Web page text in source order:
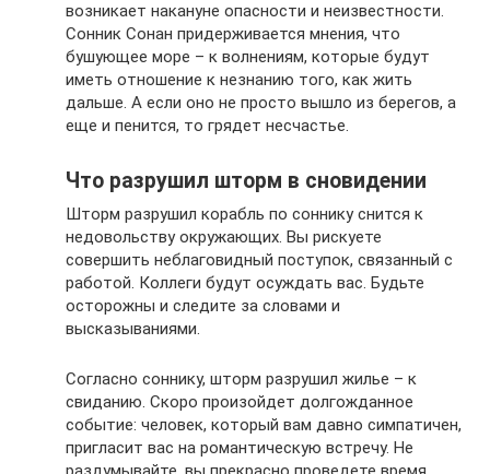
возникает накануне опасности и неизвестности.
Сонник Сонан придерживается мнения, что
бушующее море – к волнениям, которые будут
иметь отношение к незнанию того, как жить
дальше. А если оно не просто вышло из берегов, а
еще и пенится, то грядет несчастье.
Что разрушил шторм в сновидении
Шторм разрушил корабль по соннику снится к
недовольству окружающих. Вы рискуете
совершить неблаговидный поступок, связанный с
работой. Коллеги будут осуждать вас. Будьте
осторожны и следите за словами и
высказываниями.
Согласно соннику, шторм разрушил жилье – к
свиданию. Скоро произойдет долгожданное
событие: человек, который вам давно симпатичен,
пригласит вас на романтическую встречу. Не